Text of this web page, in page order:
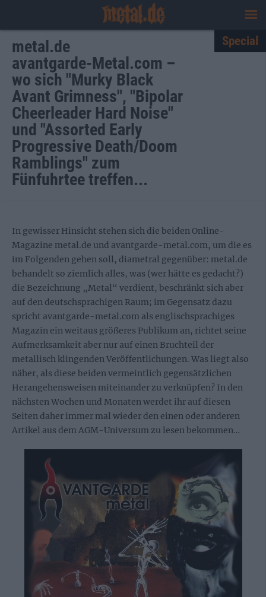
metal.de
avantgarde-Metal.com –
wo sich "Murky Black
Avant Grimness", "Bipolar
Cheerleader Hard Noise"
und "Assorted Early
Progressive Death/Doom
Ramblings" zum
Fünfuhrtee treffen...
Special
In gewisser Hinsicht stehen sich die beiden Online-
Magazine metal.de und avantgarde-metal.com, um die es
im Folgenden gehen soll, diametral gegenüber: metal.de
behandelt so ziemlich alles, was (wer hätte es gedacht?)
die Bezeichnung „Metal“ verdient, beschränkt sich aber
auf den deutschsprachigen Raum; im Gegensatz dazu
spricht avantgarde-metal.com als englischsprachiges
Magazin ein weitaus größeres Publikum an, richtet seine
Aufmerksamkeit aber nur auf einen Bruchteil der
metallisch klingenden Veröffentlichungen. Was liegt also
näher, als diese beiden vermeintlich gegensätzlichen
Herangehensweisen miteinander zu verknüpfen? In den
nächsten Wochen und Monaten werdet ihr auf diesen
Seiten daher immer mal wieder den einen oder anderen
Artikel aus dem AGM-Universum zu lesen bekommen…